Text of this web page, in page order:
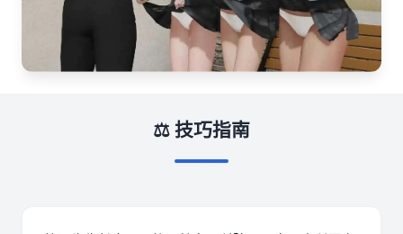
⚖️ 技巧指南